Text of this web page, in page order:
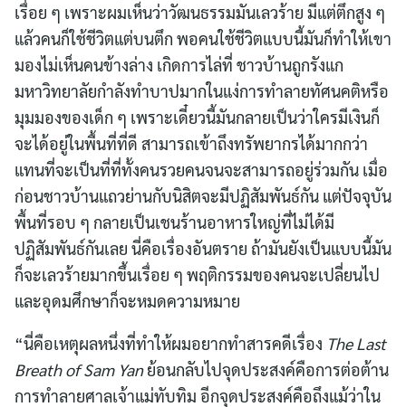
เรื่อย ๆ เพราะผมเห็นว่าวัฒนธรรมมันเลวร้าย มีแต่ตึกสูง ๆ
แล้วคนก็ใช้ชีวิตแต่บนตึก พอคนใช้ชีวิตแบบนี้มันก็ทำให้เขา
มองไม่เห็นคนข้างล่าง เกิดการไล่ที่ ชาวบ้านถูกรังแก
มหาวิทยาลัยกำลังทำบาปมากในแง่การทำลายทัศนคติหรือ
มุมมองของเด็ก ๆ เพราะเดี๋ยวนี้มันกลายเป็นว่าใครมีเงินก็
จะได้อยู่ในพื้นที่ที่ดี สามารถเข้าถึงทรัพยากรได้มากกว่า
แทนที่จะเป็นที่ที่ทั้งคนรวยคนจนจะสามารถอยู่ร่วมกัน เมื่อ
ก่อนชาวบ้านแถวย่านกับนิสิตจะมีปฏิสัมพันธ์กัน แต่ปัจจุบัน
พื้นที่รอบ ๆ กลายเป็นเชนร้านอาหารใหญ่ที่ไม่ได้มี
ปฏิสัมพันธ์กันเลย นี่คือเรื่องอันตราย ถ้ามันยังเป็นแบบนี้มัน
ก็จะเลวร้ายมากขึ้นเรื่อย ๆ พฤติกรรมของคนจะเปลี่ยนไป
และอุดมศึกษาก็จะหมดความหมาย
“นี่คือเหตุผลหนึ่งที่ทำให้ผมอยากทำสารคดีเรื่อง The Last
Breath of Sam Yanย้อนกลับไปจุดประสงค์คือการต่อต้าน
การทำลายศาลเจ้าแม่ทับทิม อีกจุดประสงค์คือถึงแม้ว่าใน